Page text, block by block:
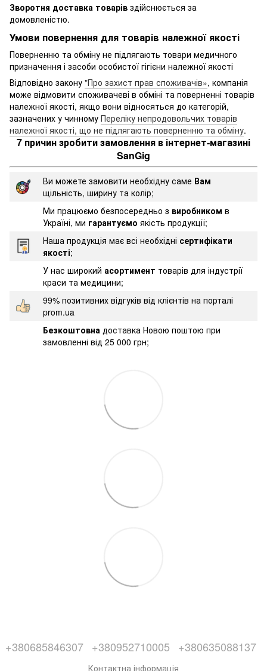
Зворотня доставка товарів здійснюється за
домовленістю.
Умови повернення для товарів належної якості
Поверненню та обміну не підлягають товари медичного
призначення і засоби особистої гігієни належної якості
Відповідно закону "Про захист прав споживачів», компанія
може відмовити споживачеві в обміні та поверненні товарів
належної якості, якщо вони відносяться до категорій,
зазначених у чинному Переліку непродовольчих товарів
належної якості, що не підлягають поверненню та обміну.
7 причин зробити замовлення в інтернет-магазині
SanGig
Ви можете замовити необхідну саме Вам
щільність, ширину та колір;
Ми працюємо безпосередньо з виробником в
Україні, ми гарантуємо якість продукції;
Наша продукція має всі необхідні сертифікати
якості;
У нас широкий асортимент товарів для індустрії
краси та медицини;
99% позитивних відгуків від клієнтів на порталі
prom.ua
Безкоштовна доставка Новою поштою при
замовленні від 25 000 грн;
+380685846307 +380952710005 +380635088137
Контактна інформація